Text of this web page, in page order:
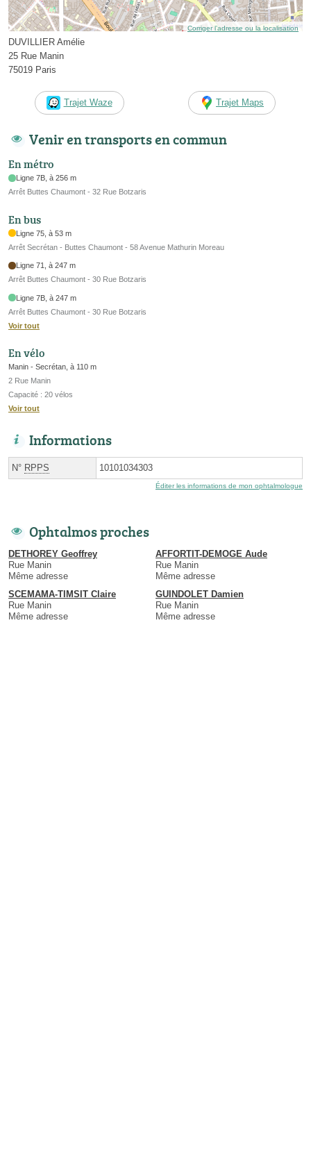
Corriger l’adresse ou la localisation
DUVILLIER Amélie
25 Rue Manin
75019 Paris
Trajet Waze Trajet Maps
Venir en transports en commun
En métro
Ligne 7B, à 256 m
Arrêt Buttes Chaumont - 32 Rue Botzaris
En bus
Ligne 75, à 53 m
Arrêt Secrétan - Buttes Chaumont - 58 Avenue Mathurin Moreau
Ligne 71, à 247 m
Arrêt Buttes Chaumont - 30 Rue Botzaris
Ligne 7B, à 247 m
Arrêt Buttes Chaumont - 30 Rue Botzaris
Voir tout
En vélo
Manin - Secrétan, à 110 m
2 Rue Manin
Capacité : 20 vélos
Voir tout
Informations
N° RPPS 10101034303
Éditer les informations de mon ophtalmologue
Ophtalmos proches
DETHOREY Geoffrey
Rue Manin
Même adresse
AFFORTIT-DEMOGE Aude
Rue Manin
Même adresse
SCEMAMA-TIMSIT Claire
Rue Manin
Même adresse
GUINDOLET Damien
Rue Manin
Même adresse